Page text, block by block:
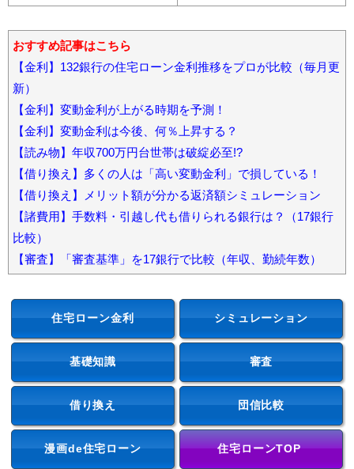
おすすめ記事はこちら
【金利】132銀行の住宅ローン金利推移をプロが比較（毎月更
新）
【金利】変動金利が上がる時期を予測！
【金利】変動金利は今後、何％上昇する？
【読み物】年収700万円台世帯は破綻必至!?
【借り換え】多くの人は「高い変動金利」で損している！
【借り換え】メリット額が分かる返済額シミュレーション
【諸費用】手数料・引越し代も借りられる銀行は？（17銀行
比較）
【審査】「審査基準」を17銀行で比較（年収、勤続年数）
住宅ローン金利 シミュレーション
基礎知識 審査
借り換え 団信比較
漫画de住宅ローン 住宅ローンTOP